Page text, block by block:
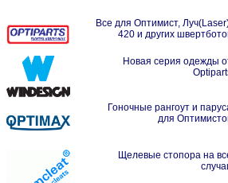
Все для Оптимист,
420 и других
Новая серия одежды
Гоночные рангоут и
для
Щелевые стопора на